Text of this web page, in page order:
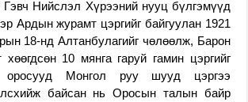
Гэвч Нийслэл Хүрээний нууц бүлгэмүүд
Ардын журамт цэргийг байгуулан 1921
18-нд Алтанбулагийг чөлөөлж, Барон
хөөгдсөн 10 мянга гаруй гамин цэргийг
Монгол руу шууд цэргээ
байсан нь Оросын талын байр